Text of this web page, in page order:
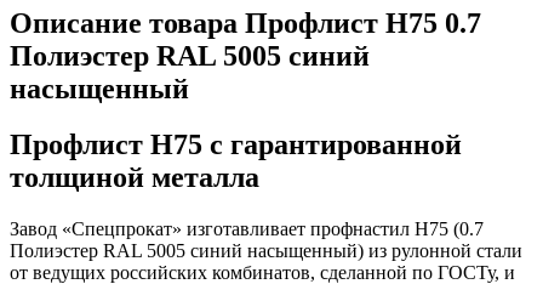
Описание товара Профлист Н75 0.7
Полиэстер RAL 5005 синий
насыщенный
Профлист Н75 с гарантированной
толщиной металла
Завод «Спецпрокат» изготавливает профнастил Н75 (0.7
Полиэстер RAL 5005 синий насыщенный) из рулонной стали
от ведущих российских комбинатов, сделанной по ГОСТу, и